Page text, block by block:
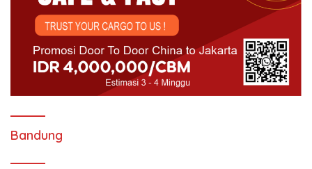
Bandung